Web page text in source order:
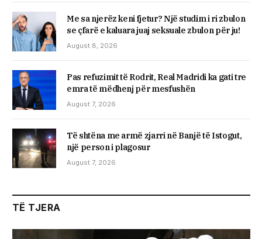
Me sa njerëz keni fjetur? Një studim i ri zbulon
se çfarë e kaluara juaj seksuale zbulon për ju!
August 8, 2026
Pas refuzimit të Rodrit, Real Madridi ka gati tre
emra të mëdhenj për mesfushën
August 7, 2026
Të shtëna me armë zjarri në Banjë të Istogut,
një person i plagosur
August 7, 2026
TË TJERA